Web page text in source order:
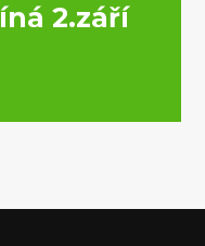
2.září